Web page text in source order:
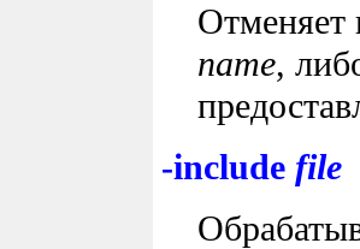
Отменяет
name,
-include file